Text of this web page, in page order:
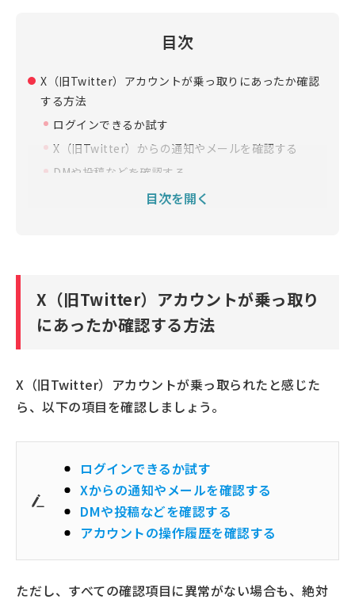
目次
X（旧Twitter）アカウントが乗っ取りにあったか確認
する方法
ログインできるか試す
X（旧Twitter）からの通知やメールを確認する
DMや投稿などを確認する
アカウントの操作履歴を確認する
アカウントにログインできない場合
乗っ取られたX（旧Twitter）アカウントを削除したい
X（旧Twitter）アカウントを削除する方法
X（旧Twitter）の乗っ取りとは？その目的と手口
悪意のある第三者がX（旧Twitter）を乗っ取る目的
X（旧Twitter）アカウントを乗っ取る手口
X（旧Twitter）アカウントの乗っ取りの事例
X（旧Twitter）が乗っ取られるとどんな被害をうける
可能性がある？
アカウントにログインできなくなる
目次を開く
X（旧Twitter）アカウントが乗っ取り
にあったか確認する方法
X（旧Twitter）アカウントが乗っ取られたと感じた
ら、以下の項目を確認しましょう。
ログインできるか試す
Xからの通知やメールを確認する
DMや投稿などを確認する
アカウントの操作履歴を確認する
ただし、すべての確認項目に異常がない場合も、絶対